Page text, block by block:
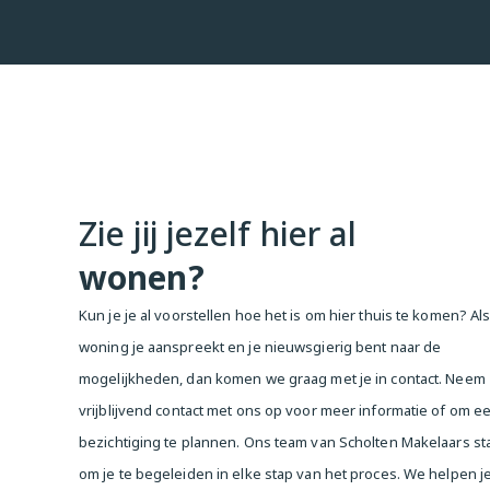
Onzerzijds wordt echter geen enkele aansprakelijkheid
onvolledigheid, onjuistheid of anderszins, dan wel de
Alle opgegeven maten en oppervlakten zijn indicatief.
onderzoeksplicht naar alle zaken die voor hem of haar van
Wij adviseren u een deskundige (NVM-)makelaar in te
bij het aankoopproces. Indien u specifieke wensen heeft
adviseren wij u deze tijdig kenbaar te maken aan uw
vertegenwoordiger inschakelt, acht u zich volgens de wet
alle zaken die van belang zijn te kunnen overzien.
Zie jij jezelf hier al
wonen?
Kun je je al voorstellen hoe het is om hier thuis te komen?
woning je aanspreekt en je nieuwsgierig bent naar de
mogelijkheden, dan komen we graag met je in contact. Neem
vrijblijvend contact met ons op voor meer informatie of om
bezichtiging te plannen. Ons team van Scholten Makelaars
om je te begeleiden in elke stap van het proces. We helpen